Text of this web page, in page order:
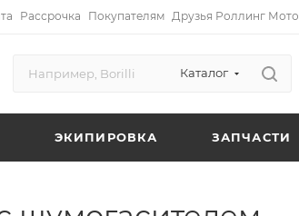
Рассрочка Покупателям Друзья Роллинг Мото
Каталог
ЭКИПИРОВКА ЗАПЧАСТИ